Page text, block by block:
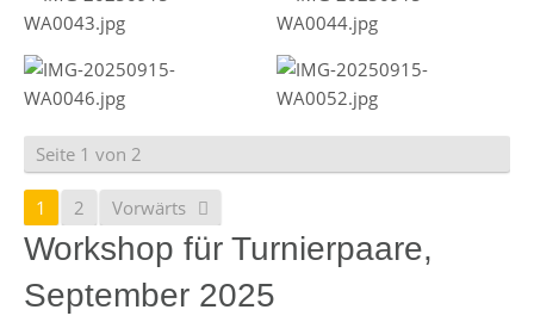
Seite 1 von 2
1 2 Vorwärts
Workshop für Turnierpaare,
September 2025